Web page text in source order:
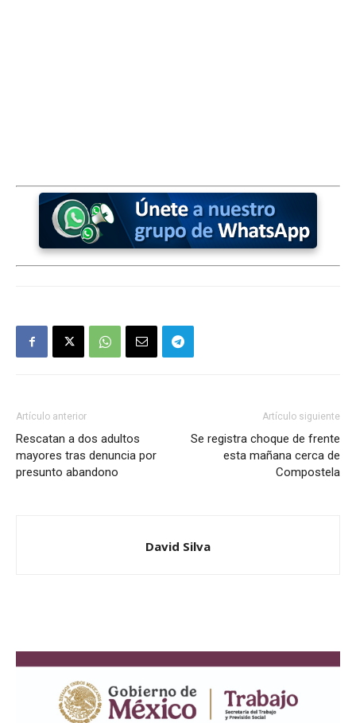
Artículo anterior
Rescatan a dos adultos
mayores tras denuncia por
presunto abandono
Artículo siguiente
Se registra choque de frente
esta mañana cerca de
Compostela
David Silva